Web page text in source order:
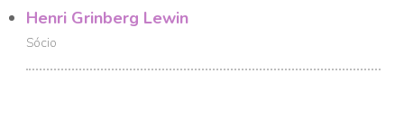
Henri Grinberg Lewin
Sócio